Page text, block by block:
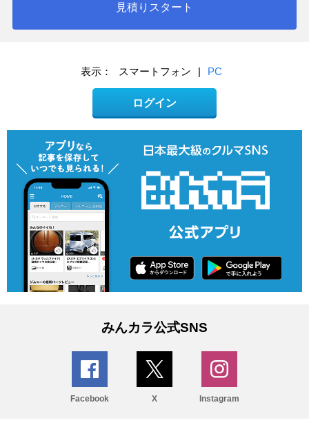
見積りスタート
表示： スマートフォン | PC
ログイン
みんカラ公式SNS
Facebook X Instagram